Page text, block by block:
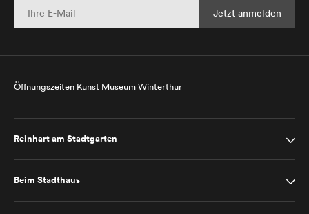
Öffnungszeiten Kunst Museum Winterthur
Reinhart am Stadtgarten
Beim Stadthaus